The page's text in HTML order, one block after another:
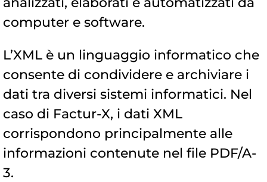
computer e software.
L’XML è un linguaggio informatico che
consente di condividere e archiviare i
dati tra diversi sistemi informatici. Nel
caso di Factur-X, i dati XML
corrispondono principalmente alle
informazioni contenute nel file PDF/A-
3.